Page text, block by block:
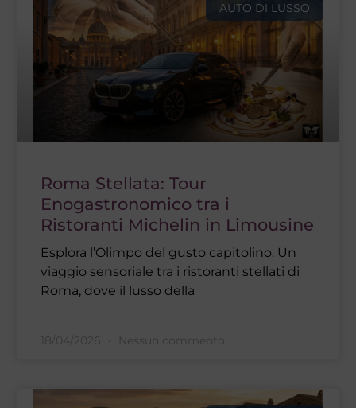
AUTO DI LUSSO
Roma Stellata: Tour
Enogastronomico tra i
Ristoranti Michelin in Limousine
Esplora l’Olimpo del gusto capitolino. Un
viaggio sensoriale tra i ristoranti stellati di
Roma, dove il lusso della
18/04/2026 Nessun commento